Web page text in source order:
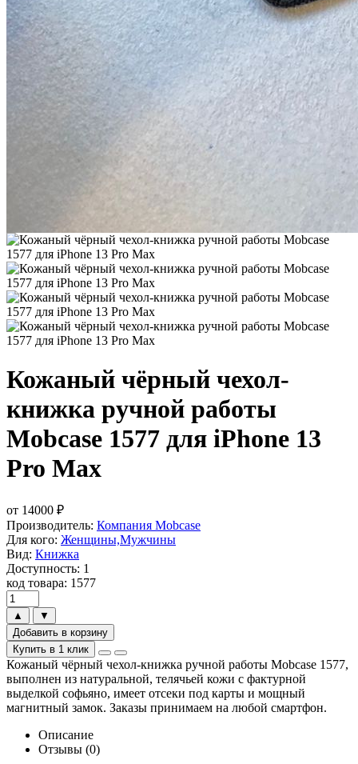
Кожаный чёрный чехол-
книжка ручной работы
Mobcase 1577 для iPhone 13
Pro Max
от 14000 ₽
Производитель: Компания Mobcase
Для кого: Женщины,Мужчины
Вид: Книжка
Доступность: 1
код товара: 1577
▲
▼
Добавить в корзину
Купить в 1 клик
Кожаный чёрный чехол-книжка ручной работы Mobcase 1577,
выполнен из натуральной, телячьей кожи с фактурной
выделкой софьяно, имеет отсеки под карты и мощный
магнитный замок. Заказы принимаем на любой смартфон.
Описание
Отзывы (0)